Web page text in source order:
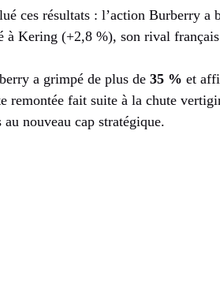
ces résultats : l’action Burberry a
à Kering (+2,8 %), son rival
a grimpé de plus de 35 % et
remontée fait suite à la chute
au nouveau cap stratégique.